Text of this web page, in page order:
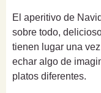
El aperitivo de
sobre todo,
tienen lugar una
echar algo de
platos diferentes.